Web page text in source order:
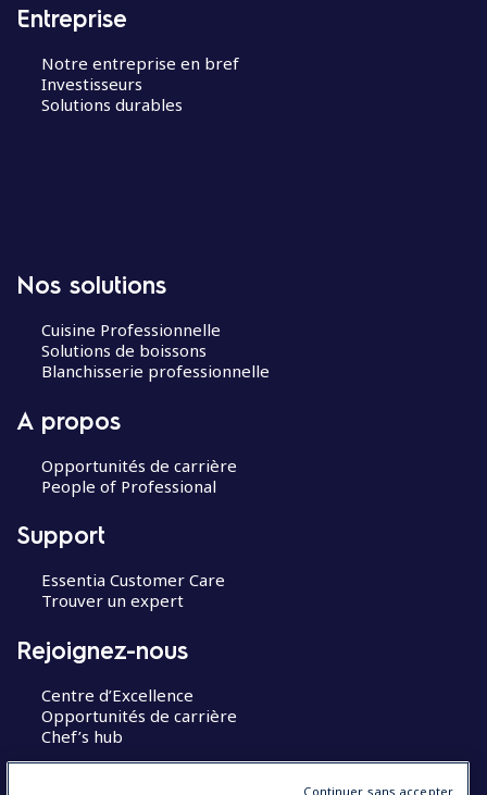
Entreprise
Notre entreprise en bref
Investisseurs
Solutions durables
Nos solutions
Cuisine Professionnelle
Solutions de boissons
Blanchisserie professionnelle
A propos
Opportunités de carrière
People of Professional
Support
Essentia Customer Care
Trouver un expert
Rejoignez-nous
Centre d’Excellence
Opportunités de carrière
Chef’s hub
Continuer sans accepter